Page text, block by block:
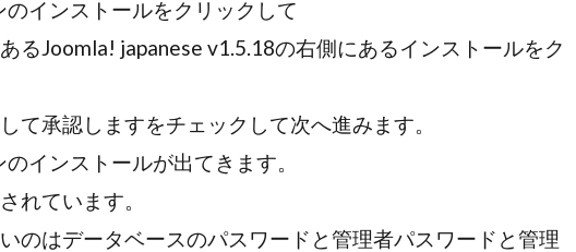
インストールをクリックして
るJoomla! japanese v1.5.18の右側にあるインストールをク
て承認しますをチェックして次へ進みます。
インストールが出てきます。
れています。
のはデータベースのパスワードと管理者パスワードと管理